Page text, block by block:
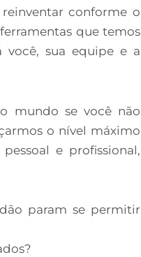
conforme o
que temos
sua equipe e a
mundo se você não
o nível máximo
e profissional,
param se permitir